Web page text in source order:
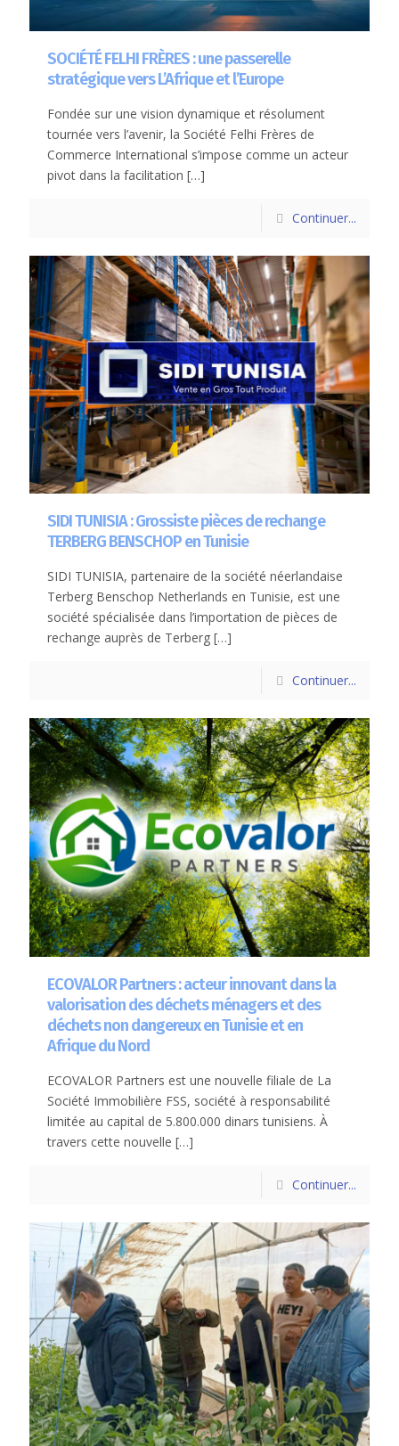
SOCIÉTÉ FELHI FRÈRES : une passerelle
stratégique vers L’Afrique et l’Europe
Fondée sur une vision dynamique et résolument
tournée vers l’avenir, la Société Felhi Frères de
Commerce International s’impose comme un acteur
pivot dans la facilitation […]
Continuer...
SIDI TUNISIA : Grossiste pièces de rechange
TERBERG BENSCHOP en Tunisie
SIDI TUNISIA, partenaire de la société néerlandaise
Terberg Benschop Netherlands en Tunisie, est une
société spécialisée dans l’importation de pièces de
rechange auprès de Terberg […]
Continuer...
ECOVALOR Partners : acteur innovant dans la
valorisation des déchets ménagers et des
déchets non dangereux en Tunisie et en
Afrique du Nord
ECOVALOR Partners est une nouvelle filiale de La
Société Immobilière FSS, société à responsabilité
limitée au capital de 5.800.000 dinars tunisiens. À
travers cette nouvelle […]
Continuer...